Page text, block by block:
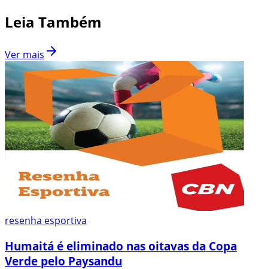
Leia Também
Ver mais
resenha esportiva
Humaitá é eliminado nas oitavas da Copa
Verde pelo Paysandu